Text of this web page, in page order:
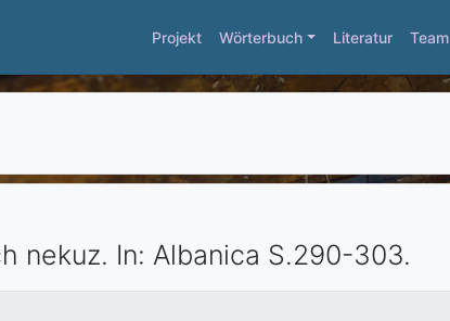
Projekt Wörterbuch Literatur Team
nekuz. In: Albanica S.290-303.